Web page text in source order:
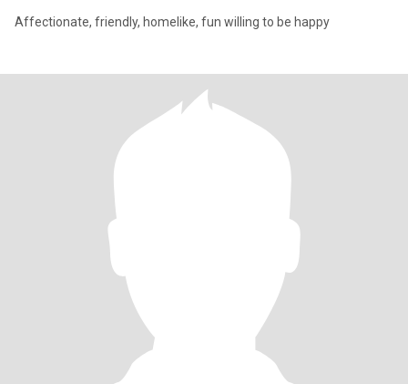
Affectionate, friendly, homelike, fun willing to be happy